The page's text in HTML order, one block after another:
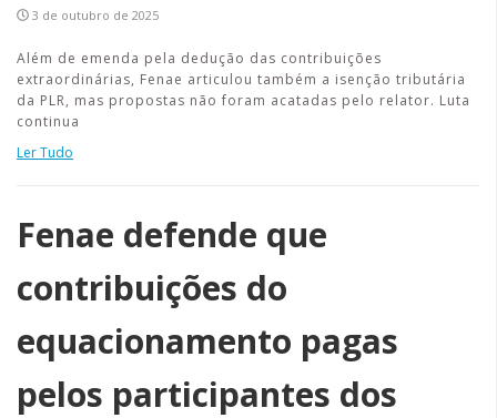
3 de outubro de 2025
Além de emenda pela dedução das contribuições
extraordinárias, Fenae articulou também a isenção tributária
da PLR, mas propostas não foram acatadas pelo relator. Luta
continua
Ler Tudo
Fenae defende que
contribuições do
equacionamento pagas
pelos participantes dos